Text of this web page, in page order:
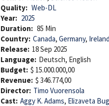
Quality: Web-DL
Year: 2025
Duration: 85 Min
Country: Canada, Germany, Ireland
Release: 18 Sep 2025
Language: Deutsch, English
Budget: $ 15.000.000,00
Revenue: $ 346.774,00
Director: Timo Vuorensola
Cast: Aggy K. Adams, Elizaveta